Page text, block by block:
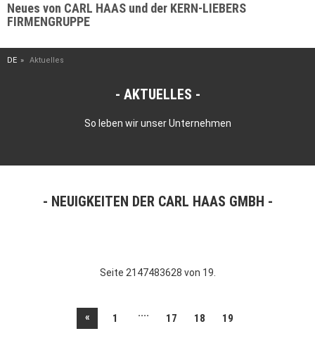
Neues von CARL HAAS und der KERN-LIEBERS
FIRMENGRUPPE
DE Aktuelles
AKTUELLES
So leben wir unser Unternehmen
NEUIGKEITEN DER CARL HAAS GMBH
Seite 2147483628 von 19.
« 1 .... 17 18 19